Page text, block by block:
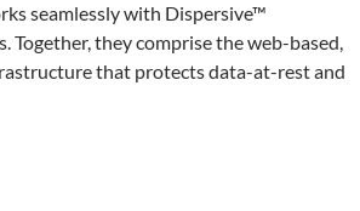
seamlessly with Dispersive™
Together, they comprise the web-based,
that protects data-at-rest and